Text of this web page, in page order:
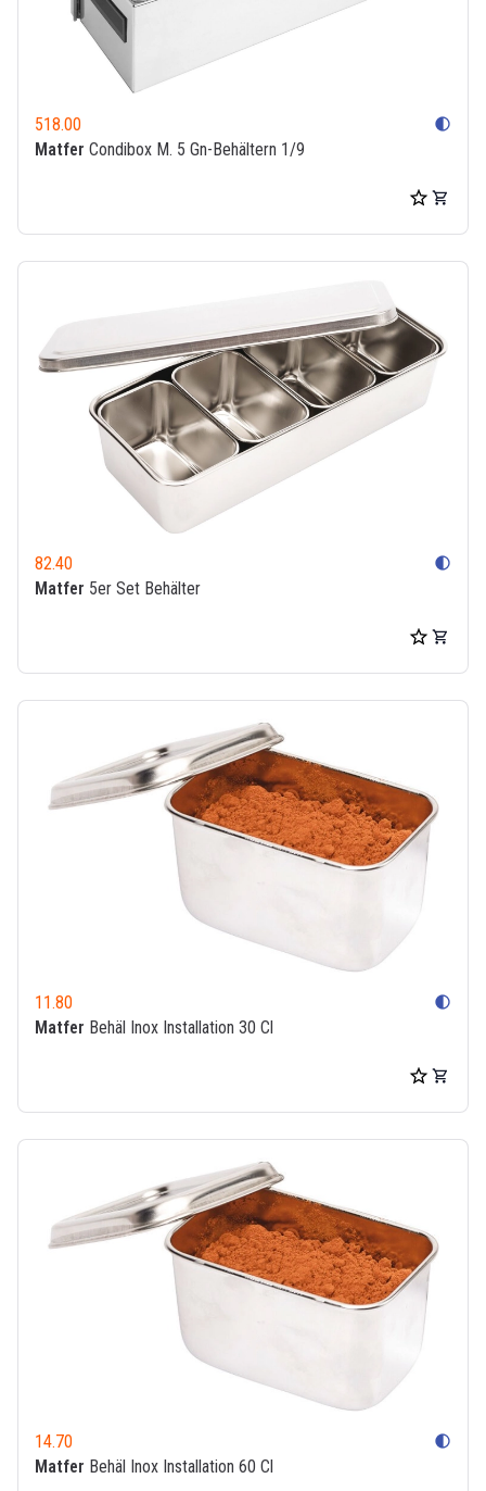
518.00 contrast
Matfer Condibox M. 5 Gn-Behältern 1/9
82.40 contrast
Matfer 5er Set Behälter
11.80 contrast
Matfer Behäl Inox Installation 30 Cl
14.70 contrast
Matfer Behäl Inox Installation 60 Cl